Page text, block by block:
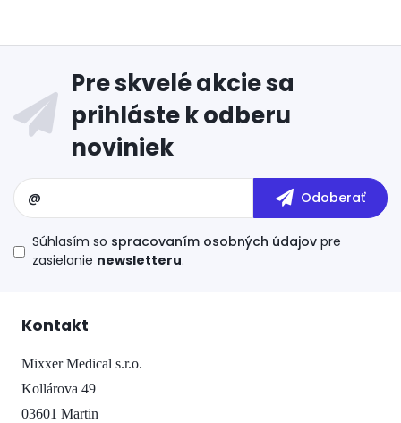
Súhlasím so spracovaním osobných údajov pre
zasielanie newsletteru.
Kontakt
Mixxer Medical s.r.o.
Kollárova 49
03601 Martin